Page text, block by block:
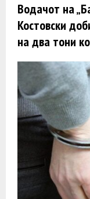
Водачот на
Костовски
на два тони